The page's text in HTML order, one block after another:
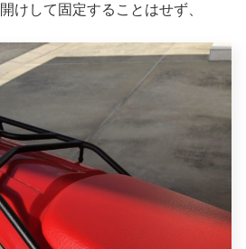
けして固定することはせず、